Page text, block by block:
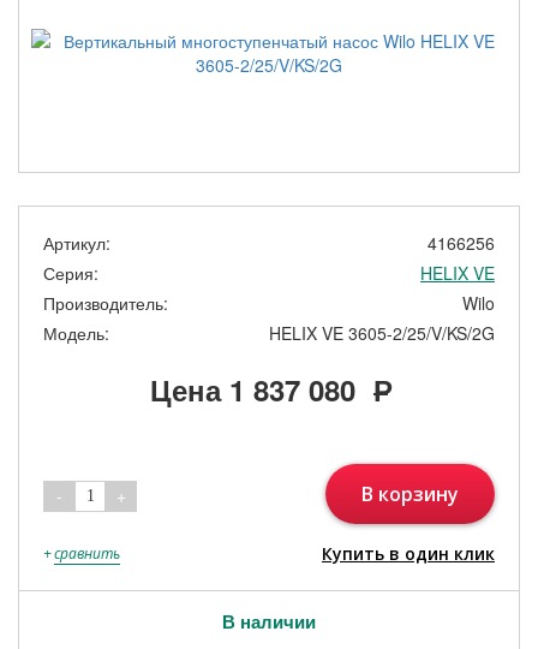
Артикул:
4166256
Серия:
HELIX VE
Производитель:
Wilo
Модель:
HELIX VE 3605-2/25/V/KS/2G
Цена 1 837 080 Р
- 1 + В корзину
+сравнить Купить в один клик
В наличии